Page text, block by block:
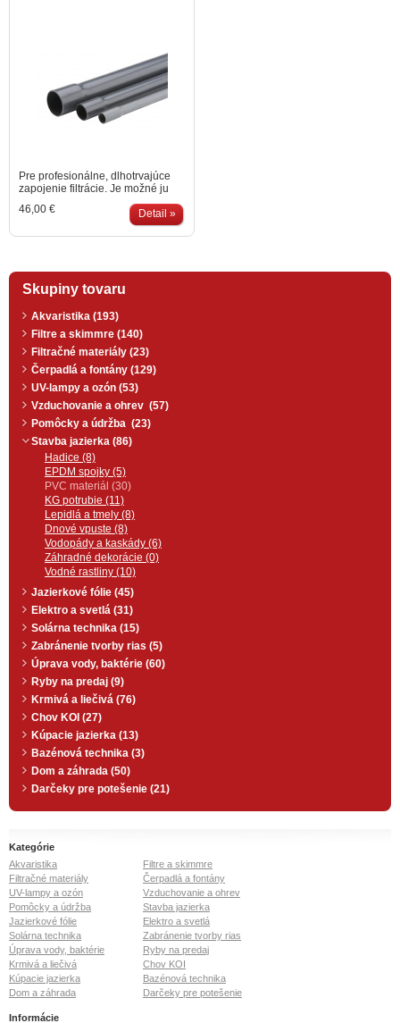
Pre profesionálne, dlhotrvajúce
zapojenie filtrácie. Je možné ju
lepiť. Cena za bm. Možné dodať v
6m kusoch. Ø mm x hrúbka steny
46,00 € Detail »
Skupiny tovaru
Akvaristika (193)
Filtre a skimmre (140)
Filtračné materiály (23)
Čerpadlá a fontány (129)
UV-lampy a ozón (53)
Vzduchovanie a ohrev (57)
Pomôcky a údržba (23)
Stavba jazierka (86)
Hadice (8)
EPDM spojky (5)
PVC materiál (30)
KG potrubie (11)
Lepidlá a tmely (8)
Dnové vpuste (8)
Vodopády a kaskády (6)
Záhradné dekorácie (0)
Vodné rastliny (10)
Jazierkové fólie (45)
Elektro a svetlá (31)
Solárna technika (15)
Zabránenie tvorby rias (5)
Úprava vody, baktérie (60)
Ryby na predaj (9)
Krmivá a liečivá (76)
Chov KOI (27)
Kúpacie jazierka (13)
Bazénová technika (3)
Dom a záhrada (50)
Darčeky pre potešenie (21)
Kategórie
Akvaristika
Filtre a skimmre
Filtračné materiály
Čerpadlá a fontány
UV-lampy a ozón
Vzduchovanie a ohrev
Pomôcky a údržba
Stavba jazierka
Jazierkové fólie
Elektro a svetlá
Solárna technika
Zabránenie tvorby rias
Úprava vody, baktérie
Ryby na predaj
Krmivá a liečivá
Chov KOI
Kúpacie jazierka
Bazénová technika
Dom a záhrada
Darčeky pre potešenie
Informácie